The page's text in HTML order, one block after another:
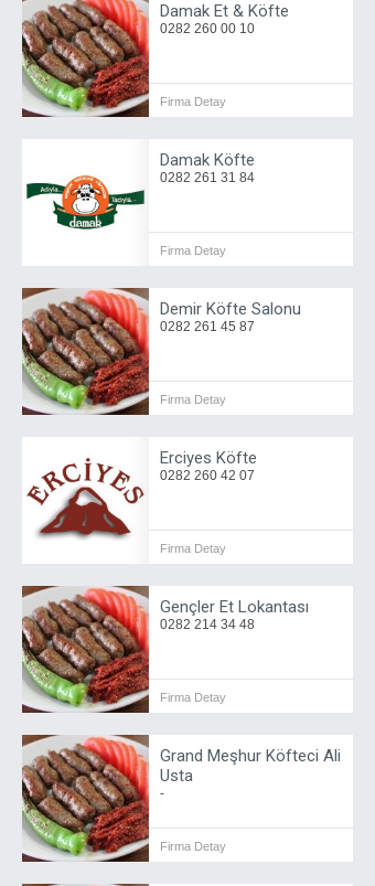
Damak Et & Köfte
0282 260 00 10
Firma Detay
Damak Köfte
0282 261 31 84
Firma Detay
Demir Köfte Salonu
0282 261 45 87
Firma Detay
Erciyes Köfte
0282 260 42 07
Firma Detay
Gençler Et Lokantası
0282 214 34 48
Firma Detay
Grand Meşhur Köfteci Ali
Usta
-
Firma Detay